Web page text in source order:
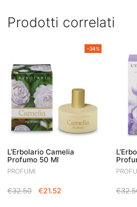
Prodotti correlati
-34%
L’Erbolario Camelia
Profumo 50 Ml
PROFUMI
€32.50
IL
€21.52 €